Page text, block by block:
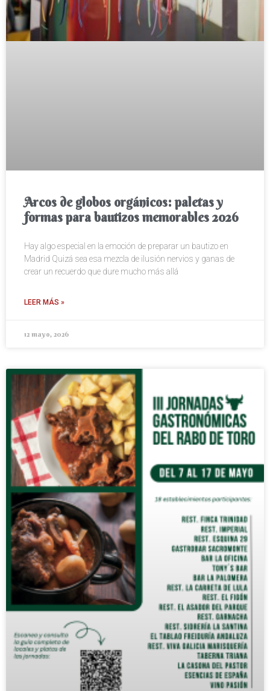
Arcos de globos orgánicos: paletas y
formas para bautizos memorables 2026
Hay algo especial en la emoción de preparar un bautizo en
Madrid Quizá sea esa mezcla de ilusión nervios y ganas de
crear un recuerdo que dure mucho más allá
LEER MÁS »
12 mayo, 2026